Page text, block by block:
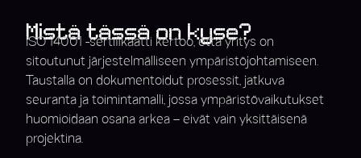
Mistä tässä on kyse?
ISO 14001 -sertifikaatti kertoo, että yritys on
sitoutunut järjestelmälliseen ympäristöjohtamiseen.
Taustalla on dokumentoidut prosessit, jatkuva
seuranta ja toimintamalli, jossa ympäristövaikutukset
huomioidaan osana arkea – eivät vain yksittäisenä
projektina.